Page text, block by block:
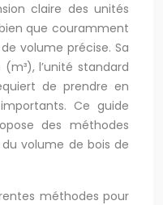
claire des unités
que couramment
volume précise. Sa
l’unité standard
de prendre en
Ce guide
des méthodes
volume de bois de
méthodes pour